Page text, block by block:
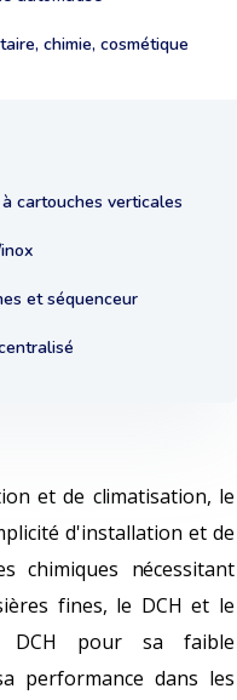
chimie, cosmétique
cartouches verticales
et séquenceur
et de climatisation, le
d'installation et de
chimiques nécessitant
fines, le DCH et le
DCH pour sa faible
performance dans les